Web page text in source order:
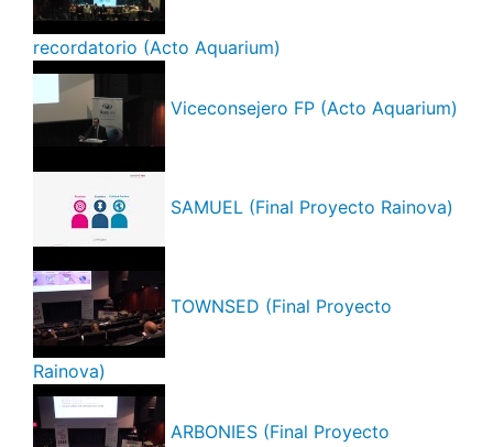
recordatorio (Acto Aquarium)
Viceconsejero FP (Acto Aquarium)
SAMUEL (Final Proyecto Rainova)
TOWNSED (Final Proyecto
Rainova)
ARBONIES (Final Proyecto